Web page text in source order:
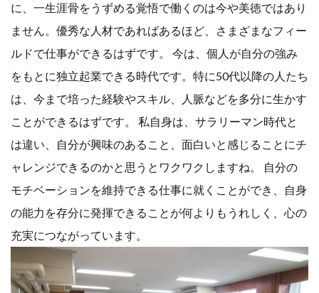
に、一生涯骨をうずめる覚悟で働くのは今や美徳ではあり
ません。優秀な人材であればあるほど、さまざまなフィー
ルドで仕事ができるはずです。 今は、個人が自分の強み
をもとに独立起業できる時代です。特に50代以降の人たち
は、今まで培った経験やスキル、人脈などを多分に生かす
ことができるはずです。 私自身は、サラリーマン時代と
は違い、自分が興味のあること、面白いと感じることにチ
ャレンジできるのかと思うとワクワクしますね。 自分の
モチベーションを維持できる仕事に就くことができ、自身
の能力を存分に発揮できることが何よりもうれしく、心の
充実につながっています。